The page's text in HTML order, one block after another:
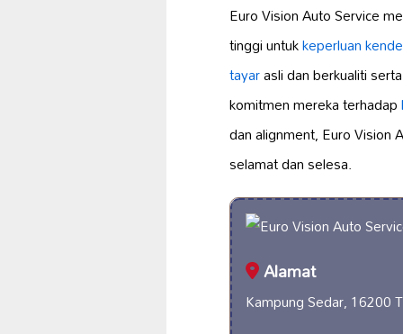
Euro Vision Auto Service
tinggi untukkeperluan
tayarasli dan berkualiti
komitmen mereka terhadap
dan alignment, Euro Vision
selamat dan selesa.
Alamat
Kampung Sedar, 16200